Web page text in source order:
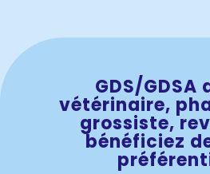
GDS/GDSA
vétérinaire,
grossiste,
bénéficiez